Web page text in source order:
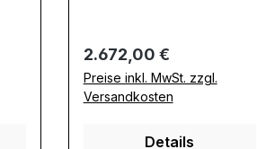
Regulärer Preis:
2.672,00 €
Preise inkl. MwSt. zzgl.
Versandkosten
Details